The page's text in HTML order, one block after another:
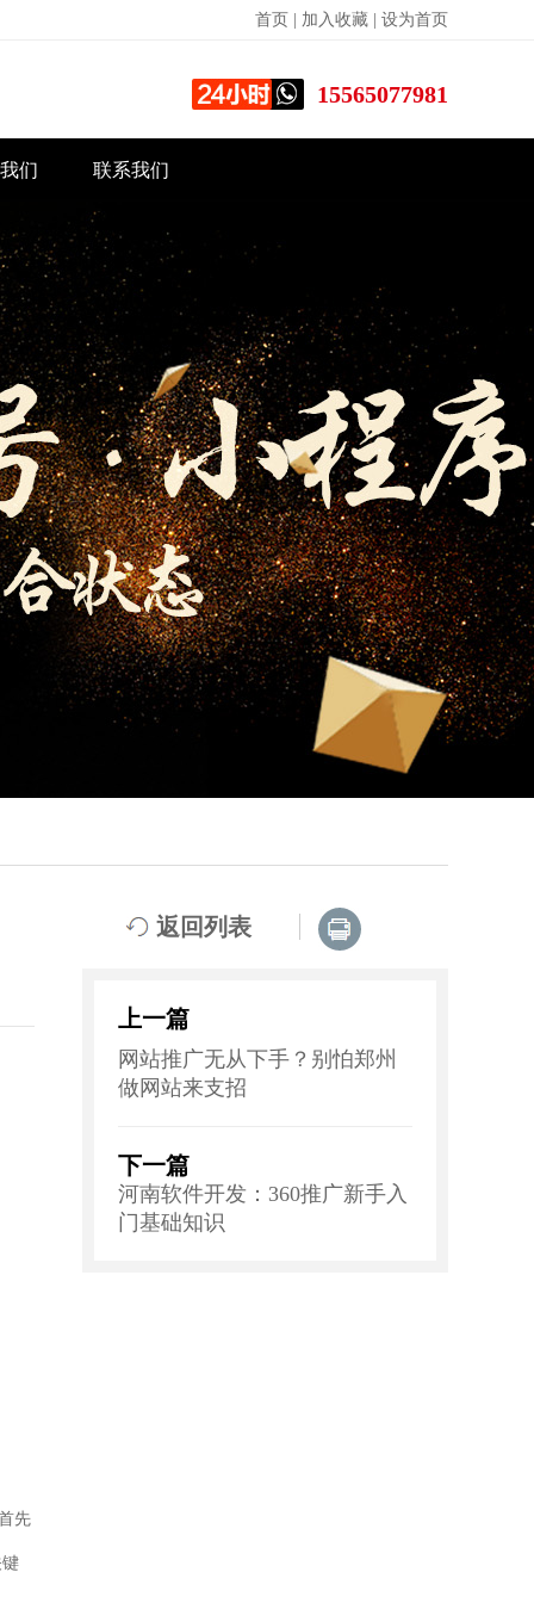
首页 加入收藏 设为首页
15565077981
们 联系我们
先
返回列表
上一篇
网站推广无从下手？别怕郑州
做网站来支招
下一篇
河南软件开发：360推广新手入
门基础知识